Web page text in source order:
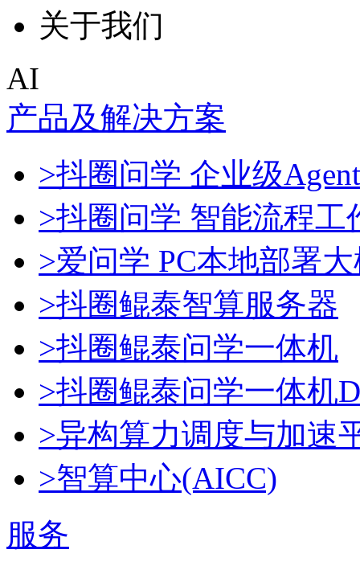
关于我们
AI
产品及解决方案
>抖圈问学 企业级
>抖圈问学 智能流程工
>爱问学 PC本地部署
>抖圈鲲泰智算服务器
>抖圈鲲泰问学一体机
>抖圈鲲泰问学一体机
>异构算力调度与加速
>智算中心(AICC)
服务